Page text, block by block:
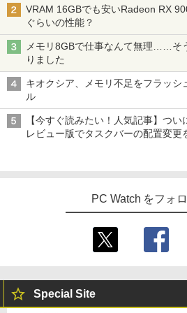
VRAM 16GBでも安いRadeon RX
ぐらいの性能？
メモリ8GBで仕事なんて無理……そ
りました
キオクシア、メモリ不足をフラッシ
ル
【今すぐ読みたい！人気記事】つ
レビュー版でタスクバーの配置変更
PC Watch をフォ
Special Site